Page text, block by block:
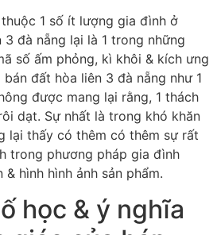
1 số ít lượng gia đình ở
đà nẵng lại là 1 trong những
số ấm phỏng, kì khôi & kích ưng
đất hòa liên 3 đà nẵng như 1
được mang lại rằng, 1 thách
dạt. Sự nhất là trong khó khăn
lại thấy có thêm có thêm sự rất
trong phương pháp gia đình
hình hình ảnh sản phẩm.
học & ý nghĩa